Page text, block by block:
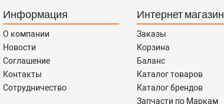
Информация
О компании
Новости
Соглашение
Контакты
Сотрудничество
Интернет магазин
Заказы
Корзина
Баланс
Каталог товаров
Каталог брендов
Запчасти по Маркам